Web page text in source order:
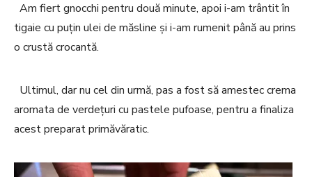
Am fiert gnocchi pentru două minute, apoi i-am trântit în
tigaie cu puțin ulei de măsline și i-am rumenit până au prins
o crustă crocantă.
Ultimul, dar nu cel din urmă, pas a fost să amestec crema
aromata de verdețuri cu pastele pufoase, pentru a finaliza
acest preparat primăvăratic.